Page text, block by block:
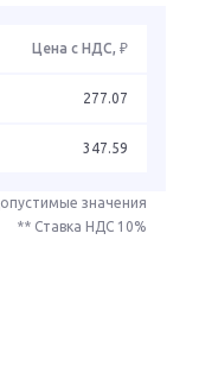
Цена с НДС, ₽
277.07
347.59
значения
** Ставка НДС 10%